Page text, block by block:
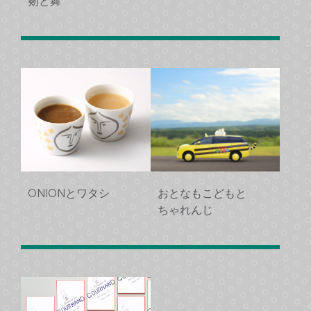
ONIONとワタシ
おとなもこどもと
ちゃれんじ